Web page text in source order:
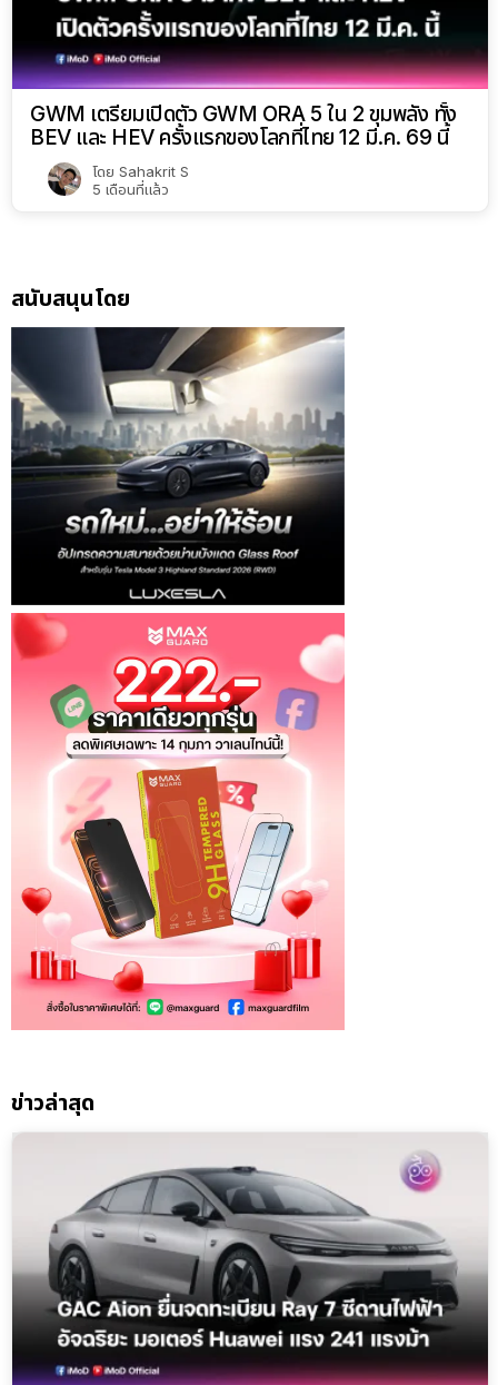
GWM เตรียมเปิดตัว GWM ORA 5 ใน 2 ขุมพลัง ทั้ง
BEV และ HEV ครั้งแรกของโลกที่ไทย 12 มี.ค. 69 นี้
โดย Sahakrit S
5 เดือนที่แล้ว
สนับสนุนโดย
ข่าวล่าสุด